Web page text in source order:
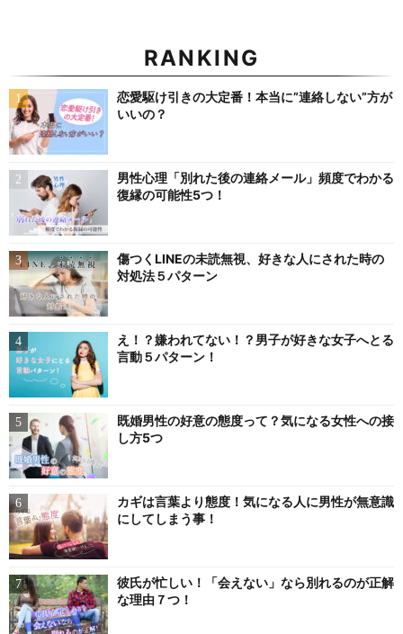
RANKING
恋愛駆け引きの大定番！本当に”連絡しない”方が
いいの？
男性心理「別れた後の連絡メール」頻度でわかる
復縁の可能性5つ！
傷つくLINEの未読無視、好きな人にされた時の
対処法５パターン
え！？嫌われてない！？男子が好きな女子へとる
言動５パターン！
既婚男性の好意の態度って？気になる女性への接
し方5つ
カギは言葉より態度！気になる人に男性が無意識
にしてしまう事！
彼氏が忙しい！「会えない」なら別れるのが正解
な理由７つ！